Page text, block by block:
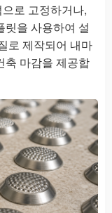
로 고정하거나,
릿을 사용하여 설
로 제작되어 내마
축 마감을 제공합